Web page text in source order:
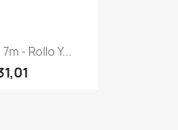
- Rollo Y...